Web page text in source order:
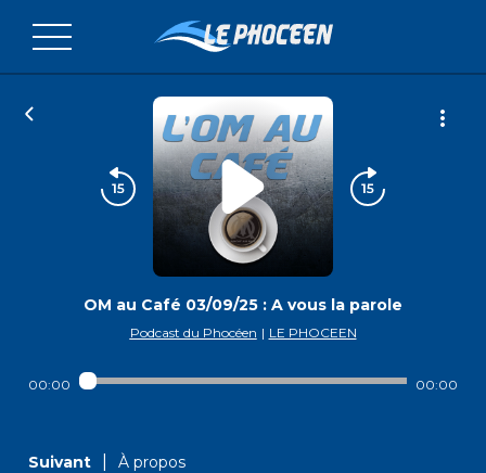
OM au Café 03/09/25 : A vous la parole
Podcast du Phocéen | LE PHOCEEN
00:00 00:00
Suivant À propos